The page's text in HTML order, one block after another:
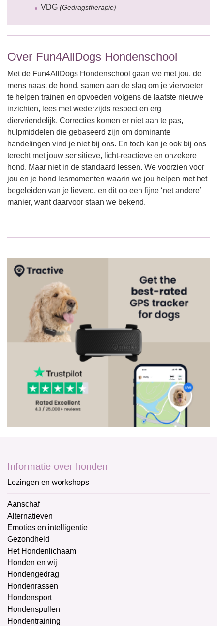
VDG (Gedragstherapie)
Over Fun4AllDogs Hondenschool
Met de Fun4AllDogs Hondenschool gaan we met jou, de
mens naast de hond, samen aan de slag om je viervoeter
te helpen trainen en opvoeden volgens de laatste nieuwe
inzichten, lees met wederzijds respect en erg
diervriendelijk. Correcties komen er niet aan te pas,
hulpmiddelen die gebaseerd zijn om dominante
handelingen vind je niet bij ons. En toch kan je ook bij ons
terecht met jouw sensitieve, licht-reactieve en onzekere
hond. Maar niet in de standaard lessen. We voorzien voor
jou en je hond lesmomenten waarin we jou helpen met het
begeleiden van je lieverd, en dit op een fijne ‘net andere’
manier, want daarvoor staan we bekend.
Informatie over honden
Lezingen en workshops
Aanschaf
Alternatieven
Emoties en intelligentie
Gezondheid
Het Hondenlichaam
Honden en wij
Hondengedrag
Hondenrassen
Hondensport
Hondenspullen
Hondentraining